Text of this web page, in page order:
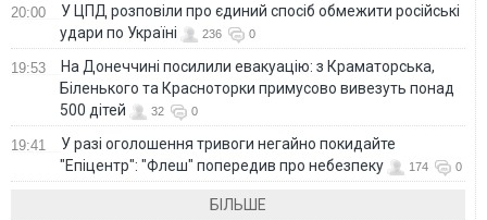
20:00
У ЦПД розповіли про єдиний спосіб обмежити російські
удари по Україні
236 0
19:53
На Донеччині посилили евакуацію: з Краматорська,
Біленького та Красноторки примусово вивезуть понад
500 дітей
32 0
19:41
У разі оголошення тривоги негайно покидайте
"Епіцентр": "Флеш" попередив про небезпеку
174 0
БІЛЬШЕ